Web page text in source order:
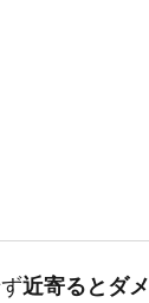
近寄るとダメ